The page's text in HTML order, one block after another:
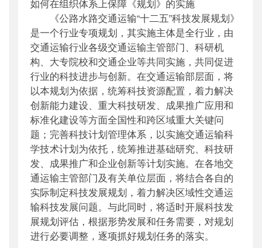
如何在组织体系上保障《规划》的实施
《公路水路交通运输“十二五”科技发展规划》
是一个行业专项规划，其实施主体是全行业，由
交通运输行业各级交通运输主管部门、科研机
构、大专院校和交通企业等共同实施，共同促进
行业的科技进步与创新。在交通运输部层面，将
以本规划为依据，统筹科技资源配置，着力解决
创新能力建设、重大科技研发、成果推广应用和
标准化建设等方面全国性和跨区域重大关键问
题；完善科技计划管理体系，以实施交通运输科
学技术计划为依托，统筹推进基础研究、科技研
发、成果推广和企业创新等计划实施。在各地交
通运输主管部门及有关单位层面，将结合各自的
实际制定科技发展规划，着力解决区域性交通运
输科技发展问题。与此同时，将适时开展科技发
展规划评估，根据形势发展和任务需要，对规划
进行必要调整，逐项抓好规划任务的落实。